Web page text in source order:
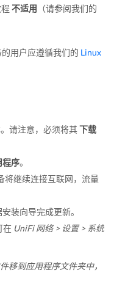
不适用 （请参阅我们的
用户应遵循我们的 Linux
请注意，必须将其下载
程序。
将继续连接互联网，流量
装向导完成更新。
在 UniFi 网络 > 设置 > 系统
移到应用程序文件夹中，